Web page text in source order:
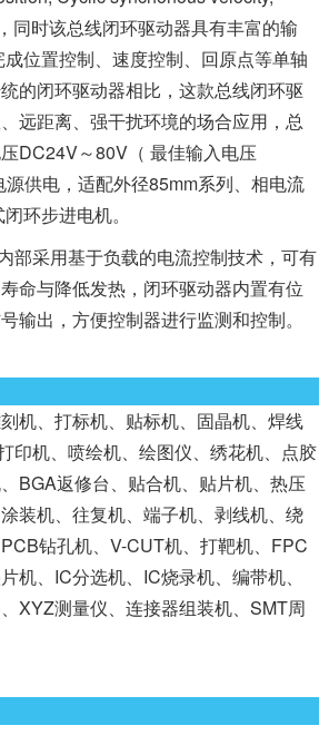
同时该总线闭环驱动器具有丰富的输
位置控制、速度控制、回原点等单轴
的闭环驱动器相比，这款总线闭环驱
远距离、强干扰环境的场合应用，总
DC24V～80V（ 最佳输入电压
供电，适配外径85mm系列、相电流
环步进电机。
采用基于负载的电流控制技术，可有
命与降低发热，闭环驱动器内置有位
输出，方便控制器进行监测和控制。
机、打标机、贴标机、固晶机、焊线
印机、喷绘机、绘图仪、绣花机、点胶
BGA返修台、贴合机、贴片机、热压
装机、往复机、端子机、剥线机、绕
钻孔机、V-CUT机、打靶机、FPC
机、IC分选机、IC烧录机、编带机、
XYZ测量仪、连接器组装机、SMT周